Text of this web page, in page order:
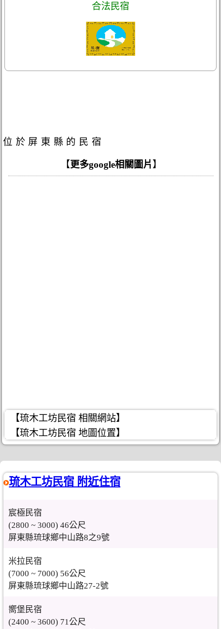
合法民宿
位於屏東縣的民宿
【更多google相關圖片 】
【琉木工坊民宿 相關網站】
【琉木工坊民宿 地圖位置】
琉木工坊民宿 附近住宿
宸極民宿
(2800 ~ 3000) 46公尺
屏東縣琉球鄉中山路8之9號
米拉民宿
(7000 ~ 7000) 56公尺
屏東縣琉球鄉中山路27-2號
嚮堡民宿
(2400 ~ 3600) 71公尺